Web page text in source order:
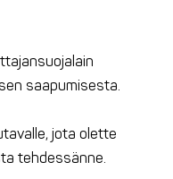
saapumisesta.
jota olette
tehdessänne.